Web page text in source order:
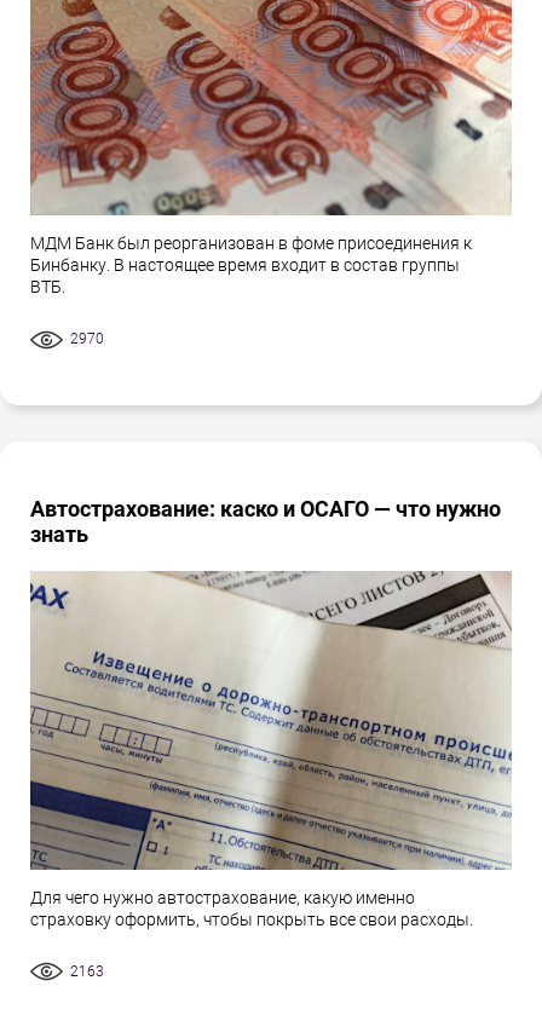
МДМ Банк был реорганизован в фоме присоединения к
Бинбанку. В настоящее время входит в состав группы
ВТБ.
2970
Автострахование: каско и ОСАГО — что нужно
знать
Для чего нужно автострахование, какую именно
страховку оформить, чтобы покрыть все свои расходы.
2163